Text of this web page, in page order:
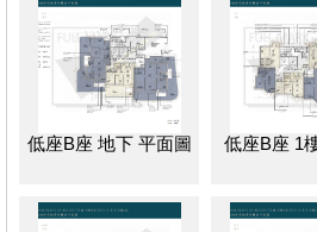
低座B座 地下 平面圖 低座B座 1